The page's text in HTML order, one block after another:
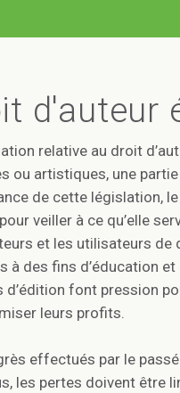
d'auteur
relative au droit
ou artistiques, une
de cette législation,
veiller à ce qu’elle
et les utilisateurs de
à des fins d’éducation et
d’édition font pression
leurs profits.
effectués par le
les pertes doivent être